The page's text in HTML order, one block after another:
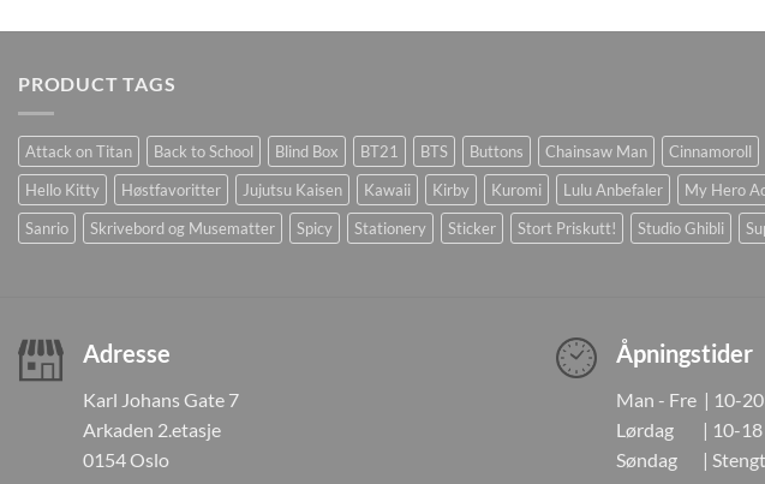
PRODUCT TAGS
Attack on Titan Back to School Blind Box BT21 BTS Buttons Chainsaw Man Cinnamoroll
Hello Kitty
Høstfavoritter Jujutsu Kaisen Kawaii Kirby Kuromi Lulu Anbefaler My Hero
Sanrio
Skrivebord og Musematter Spicy Stationery Sticker Stort Priskutt! Studio Ghibli
Adresse
Karl Johans Gate 7
Arkaden 2.etasje
0154 Oslo
Åpningstider
Man - Fre | 10-20
Lørdag | 10-18
Søndag | Stengt